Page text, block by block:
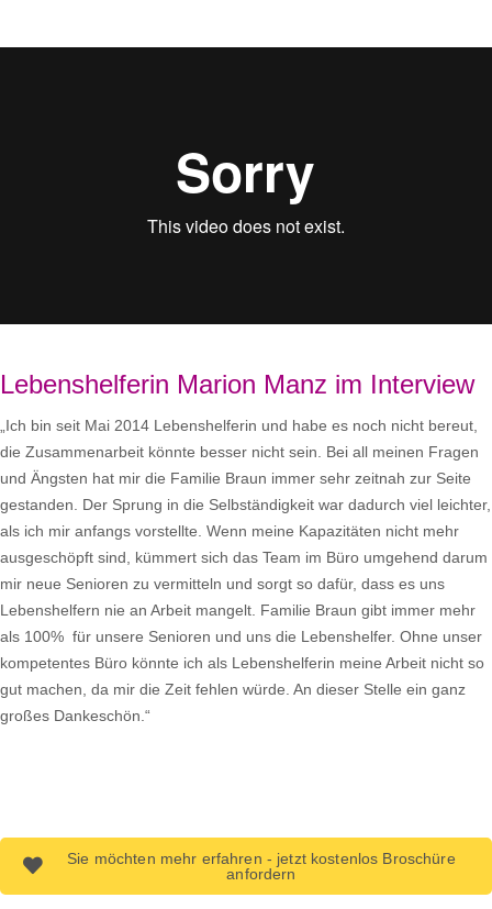
Lebenshelferin Marion Manz im Interview
„Ich bin seit Mai 2014 Lebenshelferin und habe es noch nicht bereut,
die Zusammenarbeit könnte besser nicht sein. Bei all meinen Fragen
und Ängsten hat mir die Familie Braun immer sehr zeitnah zur Seite
gestanden. Der Sprung in die Selbständigkeit war dadurch viel leichter,
als ich mir anfangs vorstellte. Wenn meine Kapazitäten nicht mehr
ausgeschöpft sind, kümmert sich das Team im Büro umgehend darum
mir neue Senioren zu vermitteln und sorgt so dafür, dass es uns
Lebenshelfern nie an Arbeit mangelt. Familie Braun gibt immer mehr
als 100% für unsere Senioren und uns die Lebenshelfer. Ohne unser
kompetentes Büro könnte ich als Lebenshelferin meine Arbeit nicht so
gut machen, da mir die Zeit fehlen würde. An dieser Stelle ein ganz
großes Dankeschön.“
Sie möchten mehr erfahren - jetzt kostenlos Broschüre
anfordern